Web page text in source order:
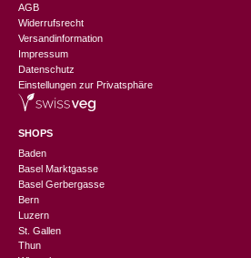
AGB
Widerrufsrecht
Versandinformation
Impressum
Datenschutz
Einstellungen zur Privatsphäre
SHOPS
Baden
Basel Marktgasse
Basel Gerbergasse
Bern
Luzern
St. Gallen
Thun